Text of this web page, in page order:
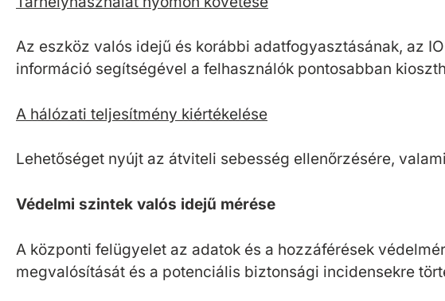
Az eszköz valós idejű és korábbi adatfogyasztásának, az
információ segítségével a felhasználók pontosabban
A hálózati teljesítmény kiértékelése
Lehetőséget nyújt az átviteli sebesség ellenőrzésére,
Védelmi szintek valós idejű mérése
A központi felügyelet az adatok és a hozzáférések
megvalósítását és a potenciális biztonsági incidensekre